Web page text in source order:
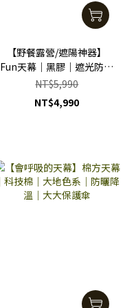
【野餐露營/遮陽神器】
Fun天幕｜黑膠｜遮光防曬
｜防水係數高
NT$5,990
NT$4,990